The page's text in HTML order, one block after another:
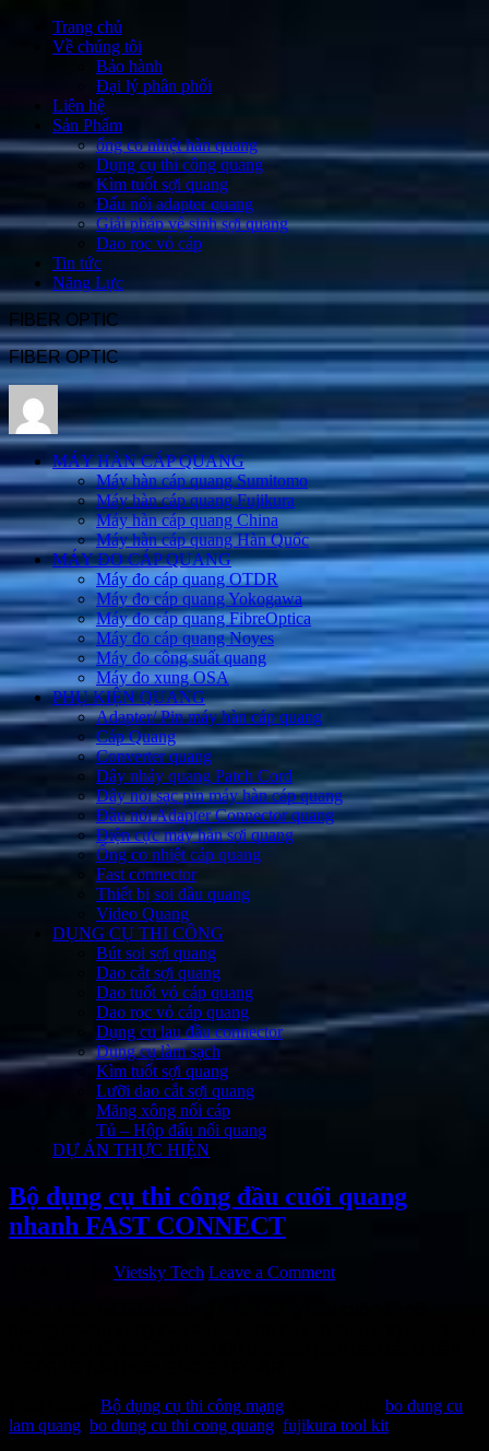
Trang chủ
Về chúng tôi
Bảo hành
Đại lý phân phối
Liên hệ
Sản Phẩm
ống co nhiệt hàn quang
Dụng cụ thi công quang
Kìm tuốt sợi quang
Đấu nối adapter quang
Giải pháp vệ sinh sợi quang
Dao rọc vỏ cáp
Tin tức
Năng Lực
FIBER OPTIC
FIBER OPTIC
MÁY HÀN CÁP QUANG
Máy hàn cáp quang Sumitomo
Máy hàn cáp quang Fujikura
Máy hàn cáp quang China
Máy hàn cáp quang Hàn Quốc
MÁY ĐO CÁP QUANG
Máy đo cáp quang OTDR
Máy đo cáp quang Yokogawa
Máy đo cáp quang FibreOptica
Máy đo cáp quang Noyes
Máy đo công suất quang
Máy đo xung OSA
PHỤ KIỆN QUANG
Adapter/ Pin máy hàn cáp quang
Cáp Quang
Converter quang
Dây nhảy quang Patch Cord
Dây nối sạc pin máy hàn cáp quang
Đầu nối Adapter Connector quang
Điện cực máy hàn sợi quang
Ống co nhiệt cáp quang
Fast connector
Thiết bị soi đầu quang
Video Quang
DỤNG CỤ THI CÔNG
Bút soi sợi quang
Dao cắt sợi quang
Dao tuốt vỏ cáp quang
Dao rọc vỏ cáp quang
Dụng cụ lau đầu connector
Dụng cụ làm sạch
Kìm tuốt sợi quang
Lưỡi dao cắt sợi quang
Măng xông nối cáp
Tủ – Hộp đấu nối quang
DỰ ÁN THỰC HIỆN
Bộ dụng cụ thi công đầu cuối quang
nhanh FAST CONNECT
Vietsky Tech Leave a Comment
Bộ dụng cụ thi công mạng
bo dung cu
lam quang bo dung cu thi cong quang fujikura tool kit